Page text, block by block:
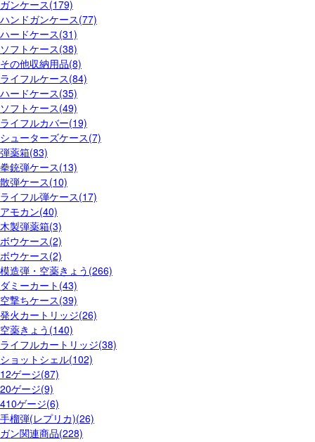
ガンケース(179)
ハンドガンケース(77)
ハードケース(31)
ソフトケース(38)
その他収納用品(8)
ライフルケース(84)
ハードケース(35)
ソフトケース(49)
ライフルカバー(19)
シューターズケース(7)
弾薬箱(83)
拳銃弾ケース(13)
散弾ケース(10)
ライフル弾ケース(17)
アモカン(40)
木製弾薬箱(3)
ボウケース(2)
ボウケース(2)
模造弾・空薬きょう(266)
ダミーカート(43)
空撃ちケース(39)
発火カートリッジ(26)
空薬きょう(140)
ライフルカートリッジ(38)
ショットシェル(102)
12ゲージ(87)
20ゲージ(9)
410ゲージ(6)
手榴弾(レプリカ)(26)
ガン関連商品(228)